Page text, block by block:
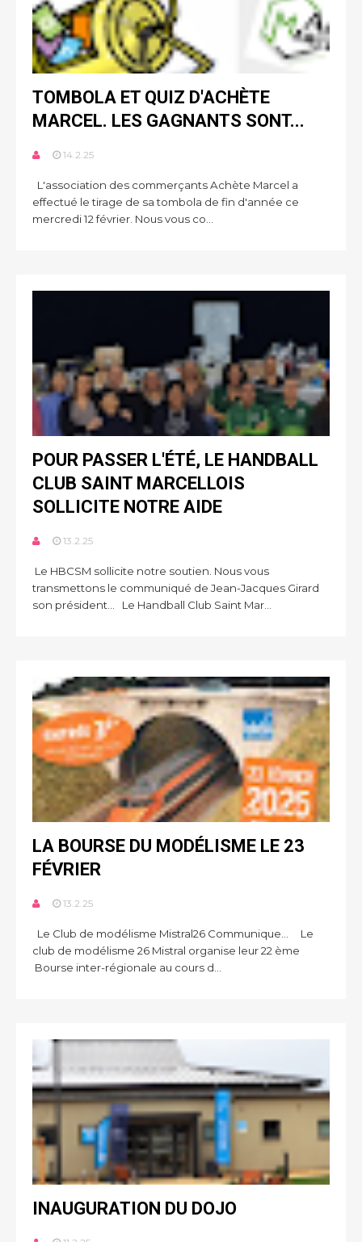
TOMBOLA ET QUIZ D'ACHÈTE
MARCEL. LES GAGNANTS SONT...
14.2.25
L'association des commerçants Achète Marcel a
effectué le tirage de sa tombola de fin d'année ce
mercredi 12 février. Nous vous co...
POUR PASSER L'ÉTÉ, LE HANDBALL
CLUB SAINT MARCELLOIS
SOLLICITE NOTRE AIDE
13.2.25
Le HBCSM sollicite notre soutien. Nous vous
transmettons le communiqué de Jean-Jacques Girard
son président... Le Handball Club Saint Mar...
LA BOURSE DU MODÉLISME LE 23
FÉVRIER
13.2.25
Le Club de modélisme Mistral26 Communique... Le
club de modélisme 26 Mistral organise leur 22 ème
Bourse inter-régionale au cours d...
INAUGURATION DU DOJO